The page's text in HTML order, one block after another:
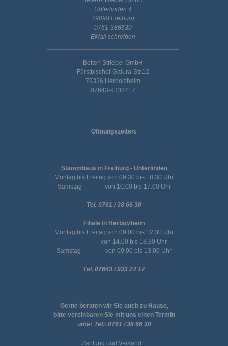
Unterlinden 4
79098 Freiburg
0761-386630
EMail schreiben
Betten Striebel GmbH
Fürstbischof-Galura-Str.12
79336 Herbolzheim
07643-9332417
Öffnungszeiten:
Stammhaus in Freiburg - Unterlinden
Montag bis Freitag von 09.30 bis 18.30 Uhr
Samstag von 10.00 bis 17.00 Uhr
Tel. 0761 / 38 66 30
Filiale in Herbolzheim
Montag bis Freitag von 09.00 bis 12.30 Uhr
von 14.00 bis 18.30 Uhr
Samstag von 09.00 bis 13.00 Uhr
Tel. 07643 / 933 24 17
Gerne beraten wir Sie auch zu Hause,
bitte vereinbaren Sie mit uns einen Termin
unter Tel.: 0761 / 38 66 30
Zahlung und Versand